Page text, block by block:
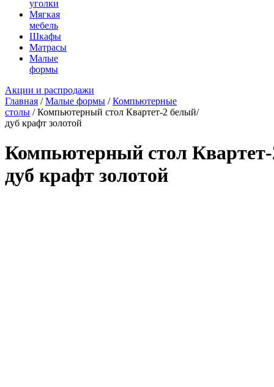
уголки
Мягкая
мебель
Шкафы
Матрасы
Малые
формы
Акции и распродажи
Главная /Малые формы /Компьютерные
столы / Компьютерный стол Квартет-2 белый/
дуб крафт золотой
Компьютерный стол
дуб крафт золотой